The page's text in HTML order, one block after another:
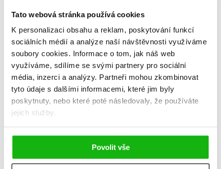
Tato webová stránka používá cookies
K personalizaci obsahu a reklam, poskytování funkcí
sociálních médií a analýze naší návštěvnosti využíváme
soubory cookies. Informace o tom, jak náš web
využíváme, sdílíme se svými partnery pro sociální
média, inzerci a analýzy. Partneři mohou zkombinovat
tyto údaje s dalšími informacemi, které jim byly
poskytnuty, nebo které poté následovaly, že používáte
jejich služby.
Povolit vše
AUTOR KNIHY